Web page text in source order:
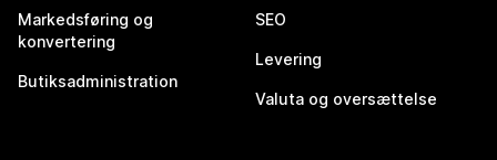
Markedsføring og
konvertering
Butiksadministration
SEO
Levering
Valuta og oversættelse